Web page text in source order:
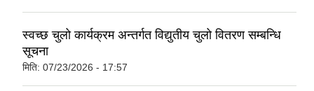
स्वच्छ चुलो कार्यक्रम अन्तर्गत विद्युतीय चुलो वितरण सम्बन्धि
सूचना
मिति: 07/23/2026 - 17:57